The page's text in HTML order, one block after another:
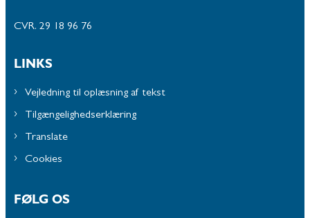
CVR. 29 18 96 76
LINKS
Vejledning til oplæsning af tekst
Tilgængelighedserklæring
Translate
Cookies
FØLG OS